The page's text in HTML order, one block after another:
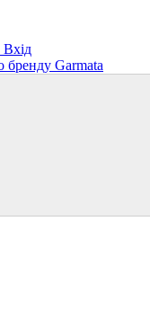
Вхід